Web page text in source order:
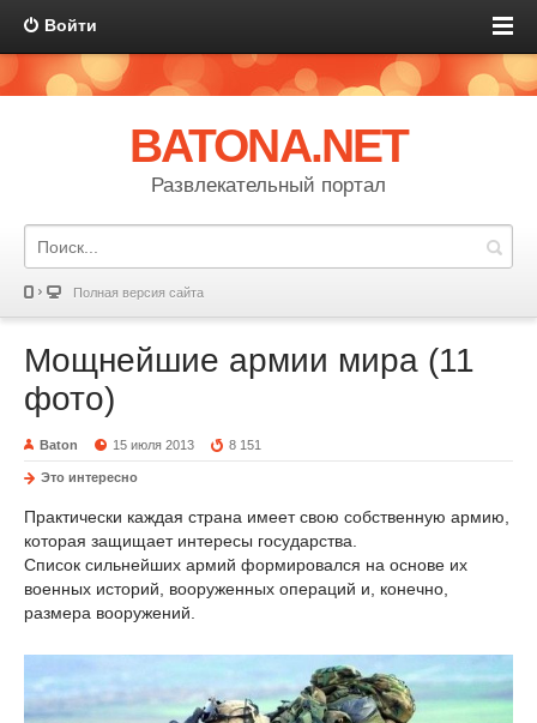
Войти
BATONA.NET
Развлекательный портал
Полная версия сайта
Мощнейшие армии мира (11
фото)
Baton 15 июля 2013 8 151
Это интересно
Практически каждая страна имеет свою собственную армию,
которая защищает интересы государства.
Список сильнейших армий формировался на основе их
военных историй, вооруженных операций и, конечно,
размера вооружений.